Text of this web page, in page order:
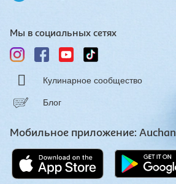
Мы в социальных сетях
Кулинарное сообщество
Блог
Мобильное приложение: Auchan